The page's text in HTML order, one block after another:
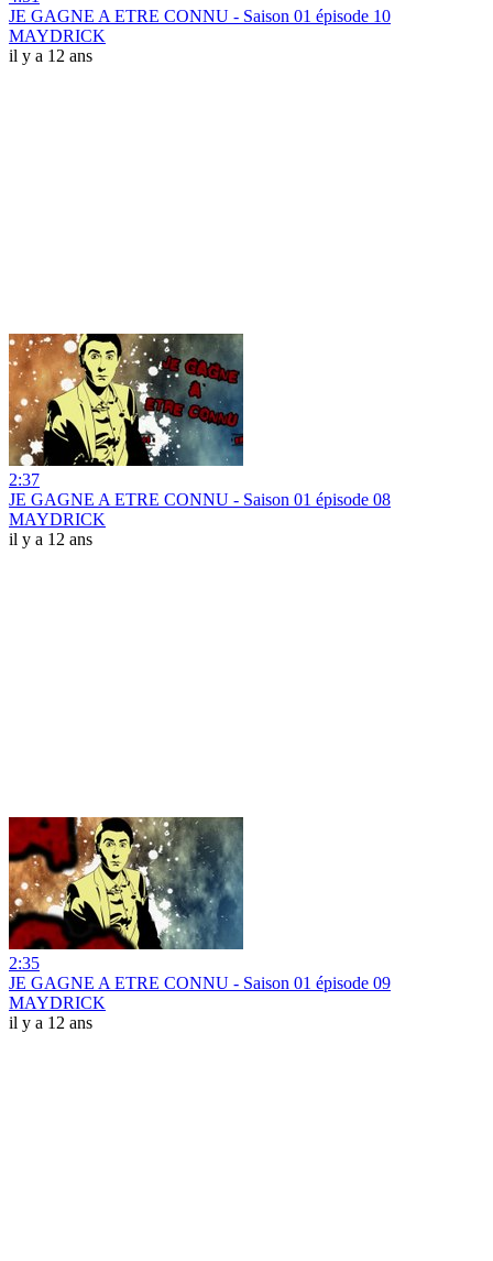
JE GAGNE A ETRE CONNU - Saison 01 épisode 10
MAYDRICK
il y a 12 ans
2:37
JE GAGNE A ETRE CONNU - Saison 01 épisode 08
MAYDRICK
il y a 12 ans
2:35
JE GAGNE A ETRE CONNU - Saison 01 épisode 09
MAYDRICK
il y a 12 ans